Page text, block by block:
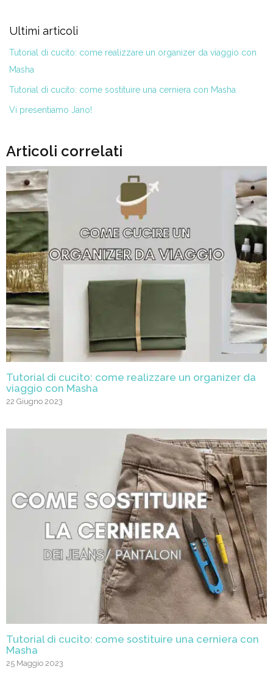
Ultimi articoli
Tutorial di cucito: come realizzare un organizer da viaggio con
Masha
Tutorial di cucito: come sostituire una cerniera con Masha
Vi presentiamo Jano!
Articoli correlati
Tutorial di cucito: come realizzare un organizer da
viaggio con Masha
22 Giugno 2023
Tutorial di cucito: come sostituire una cerniera con
Masha
25 Maggio 2023